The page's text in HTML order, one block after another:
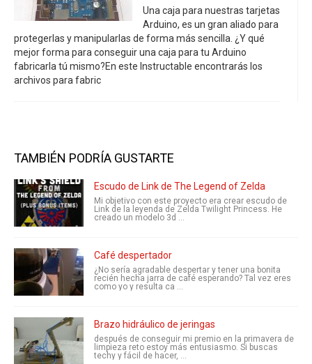
Una caja para nuestras tarjetas
Arduino, es un gran aliado para
protegerlas y manipularlas de forma más sencilla. ¿Y qué
mejor forma para conseguir una caja para tu Arduino
fabricarla tú mismo?En este Instructable encontrarás los
archivos para fabric
TAMBIÉN PODRÍA GUSTARTE
Escudo de Link de The Legend of Zelda
Mi objetivo con este proyecto era crear escudo de
Link de la leyenda de Zelda Twilight Princess. He
creado un modelo 3d ...
Café despertador
¿No sería agradable despertar y tener una bonita
recién hecha jarra de café esperando? Tal vez eres
como yo y resulta ca ...
Brazo hidráulico de jeringas
después de conseguir mi premio en la primavera de
limpieza reto estoy más entusiasmo. Si buscas
techy y fácil de hacer, ...